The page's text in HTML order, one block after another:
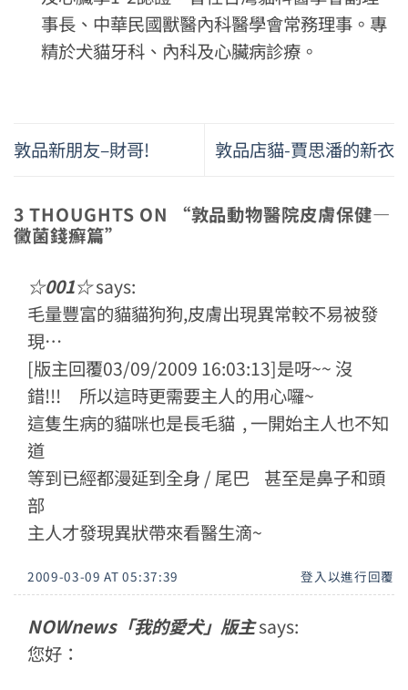
事長、中華民國獸醫內科醫學會常務理事。專
精於犬貓牙科、內科及心臟病診療。
敦品新朋友–財哥! 敦品店貓-賈思潘的新衣
3 THOUGHTS ON “敦品動物醫院皮膚保健—
黴菌錢癬篇”
☆001☆says:
毛量豐富的貓貓狗狗,皮膚出現異常較不易被發
現…
[版主回覆03/09/2009 16:03:13]是呀~~ 沒
錯!!! 所以這時更需要主人的用心囉~
這隻生病的貓咪也是長毛貓 , 一開始主人也不知
道
等到已經都漫延到全身 / 尾巴 甚至是鼻子和頭
部
主人才發現異狀帶來看醫生滴~
2009-03-09 AT 05:37:39 登入以進行回覆
NOWnews「我的愛犬」版主says:
您好：